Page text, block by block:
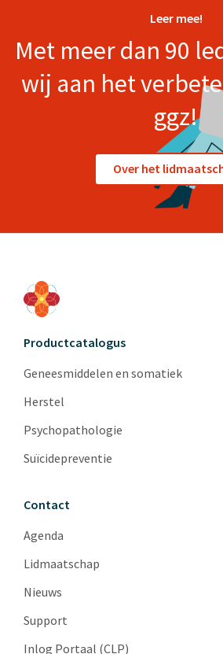
Leer mee!
Met meer dan 90
wij aan het
ggz!
Over het
Productcatalogus
Geneesmiddelen en somatiek
Herstel
Psychopathologie
Suïcidepreventie
Contact
Agenda
Lidmaatschap
Nieuws
Support
Inlog Portaal (CLP)